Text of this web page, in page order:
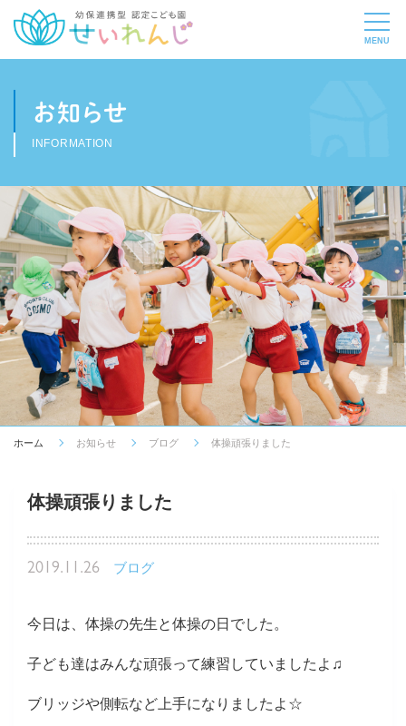
お知らせ
INFORMATION
ホーム お知らせ ブログ 体操頑張りました
体操頑張りました
2019.11.26 ブログ
今日は、体操の先生と体操の日でした。
子ども達はみんな頑張って練習していましたよ♫
ブリッジや側転など上手になりましたよ☆